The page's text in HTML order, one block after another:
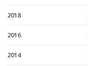
2018
2016
2014